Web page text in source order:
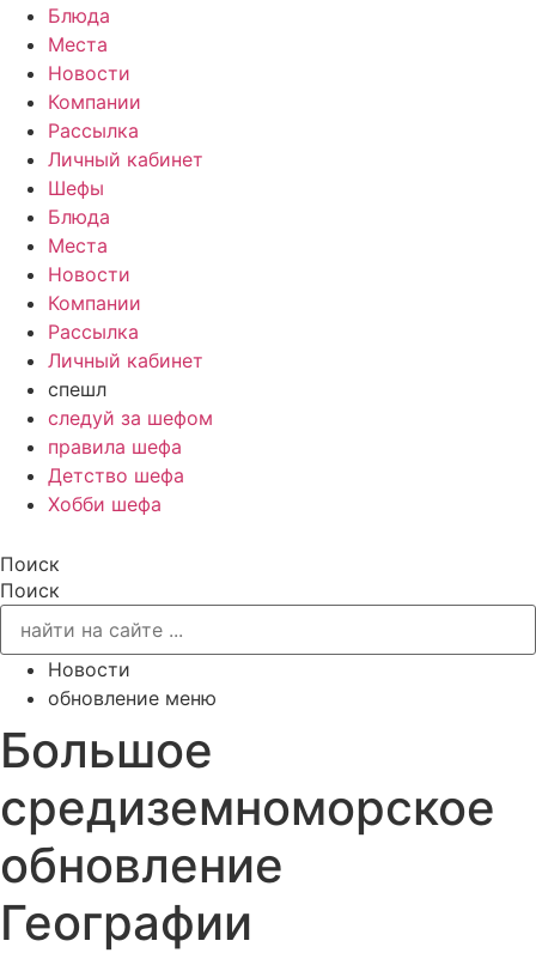
Блюда
Места
Новости
Компании
Рассылка
Личный кабинет
Шефы
Блюда
Места
Новости
Компании
Рассылка
Личный кабинет
спешл
следуй за шефом
правила шефа
Детство шефа
Хобби шефа
Поиск
Поиск
Новости
обновление меню
Большое
средиземноморское
обновление
Географии